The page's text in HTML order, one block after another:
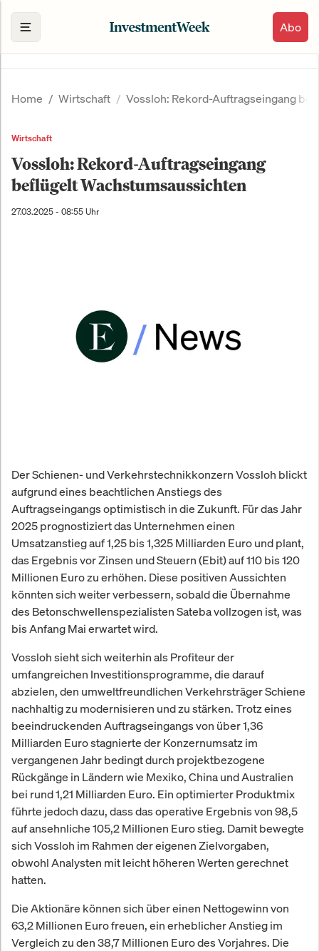
Abo
Home Wirtschaft Vossloh: Rekord-Auftragseingang
Wirtschaft
Vossloh: Rekord-Auftragseingang
beflügelt Wachstumsaussichten
27.03.2025 - 08:55 Uhr
Der Schienen- und Verkehrstechnikkonzern Vossloh blickt
aufgrund eines beachtlichen Anstiegs des
Auftragseingangs optimistisch in die Zukunft. Für das Jahr
2025 prognostiziert das Unternehmen einen
Umsatzanstieg auf 1,25 bis 1,325 Milliarden Euro und plant,
das Ergebnis vor Zinsen und Steuern (Ebit) auf 110 bis 120
Millionen Euro zu erhöhen. Diese positiven Aussichten
könnten sich weiter verbessern, sobald die Übernahme
des Betonschwellenspezialisten Sateba vollzogen ist, was
bis Anfang Mai erwartet wird.
Vossloh sieht sich weiterhin als Profiteur der
umfangreichen Investitionsprogramme, die darauf
abzielen, den umweltfreundlichen Verkehrsträger Schiene
nachhaltig zu modernisieren und zu stärken. Trotz eines
beeindruckenden Auftragseingangs von über 1,36
Milliarden Euro stagnierte der Konzernumsatz im
vergangenen Jahr bedingt durch projektbezogene
Rückgänge in Ländern wie Mexiko, China und Australien
bei rund 1,21 Milliarden Euro. Ein optimierter Produktmix
führte jedoch dazu, dass das operative Ergebnis von 98,5
auf ansehnliche 105,2 Millionen Euro stieg. Damit bewegte
sich Vossloh im Rahmen der eigenen Zielvorgaben,
obwohl Analysten mit leicht höheren Werten gerechnet
hatten.
Die Aktionäre können sich über einen Nettogewinn von
63,2 Millionen Euro freuen, ein erheblicher Anstieg im
Vergleich zu den 38,7 Millionen Euro des Vorjahres. Die